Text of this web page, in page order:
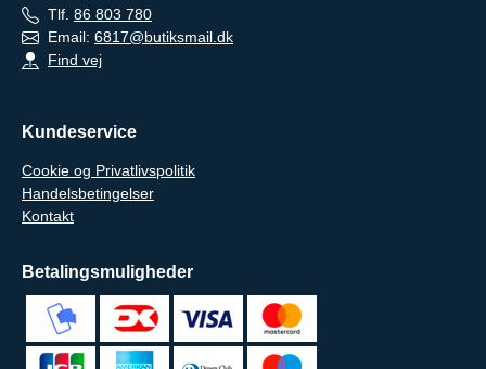
Tlf. 86 803 780
Email: 6817@butiksmail.dk
Find vej
Kundeservice
Cookie og Privatlivspolitik
Handelsbetingelser
Kontakt
Betalingsmuligheder